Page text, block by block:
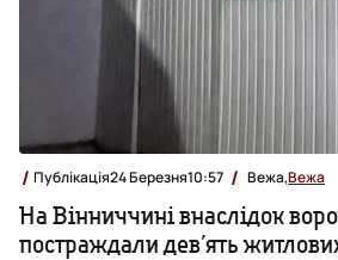
Публікація24 Березня10:57 Вежа,Вежа
На Вінниччині внаслідок
постраждали девʼять